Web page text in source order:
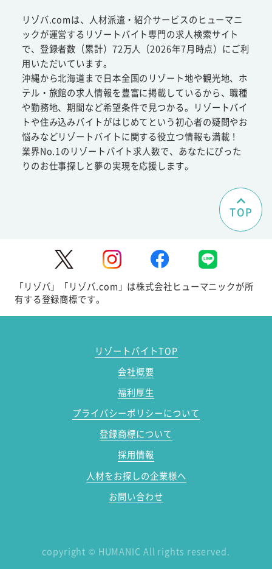
リゾバ.comは、人材派遣・紹介サービスのヒューマニ
ックが運営するリゾートバイト専門の求人検索サイト
で、登録者数（累計）72万人（2026年7月時点）にご利
用いただいています。
沖縄から北海道まで日本全国のリゾート地や観光地、ホ
テル・旅館の求人情報を豊富に掲載しているから、職種
や勤務地、期間など希望条件で見つかる。リゾートバイ
トや住み込みバイトがはじめてという初心者の疑問やお
悩みなどリゾートバイトに関する役立つ情報も満載！
業界No.1のリゾートバイト求人数で、あなたにぴった
りのお仕事探しと夢の実現を応援します。
TOP
「リゾバ」「リゾバ.com」は株式会社ヒューマニックが所
有する登録商標です。
リゾートバイトTOP
会社概要
福利厚生
プライバシーポリシーについて
登録商標について
採用情報
人材をお探しの企業様へ
お問い合わせ
copyright © HUMANIC All rights reserved.